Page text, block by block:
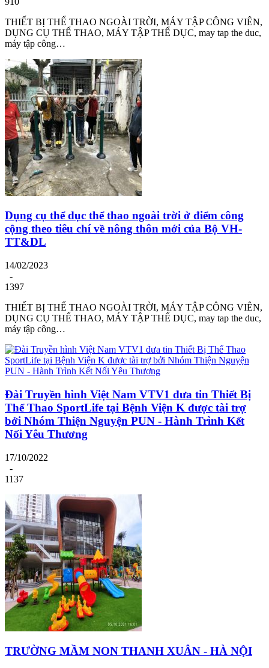
THIẾT BỊ THỂ THAO NGOÀI TRỜI, MÁY TẬP CÔNG VIÊN,
DỤNG CỤ THỂ THAO, MÁY TẬP THỂ DỤC, may tap the duc,
máy tập công…
Dụng cụ thể dục thể thao ngoài trời ở điểm công
cộng theo tiêu chí về nông thôn mới của Bộ VH-
TT&DL
14/02/2023
-
1397
THIẾT BỊ THỂ THAO NGOÀI TRỜI, MÁY TẬP CÔNG VIÊN,
DỤNG CỤ THỂ THAO, MÁY TẬP THỂ DỤC, may tap the duc,
máy tập công…
Đài Truyền hình Việt Nam VTV1 đưa tin Thiết Bị
Thể Thao SportLife tại Bệnh Viện K được tài trợ
bởi Nhóm Thiện Nguyện PUN - Hành Trình Kết
Nối Yêu Thương
17/10/2022
-
1137
TRƯỜNG MẦM NON THANH XUÂN - HÀ NỘI